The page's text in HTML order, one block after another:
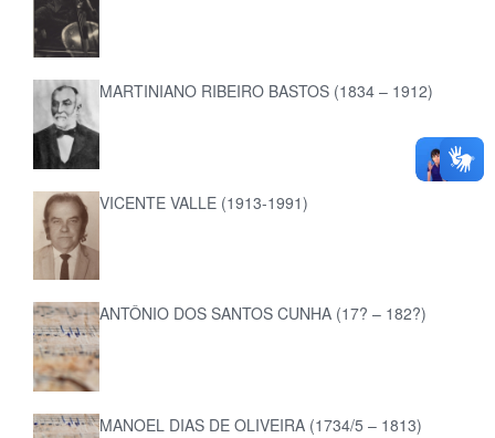
MARTINIANO RIBEIRO BASTOS (1834 – 1912)
VICENTE VALLE (1913-1991)
ANTÔNIO DOS SANTOS CUNHA (17? – 182?)
MANOEL DIAS DE OLIVEIRA (1734/5 – 1813)